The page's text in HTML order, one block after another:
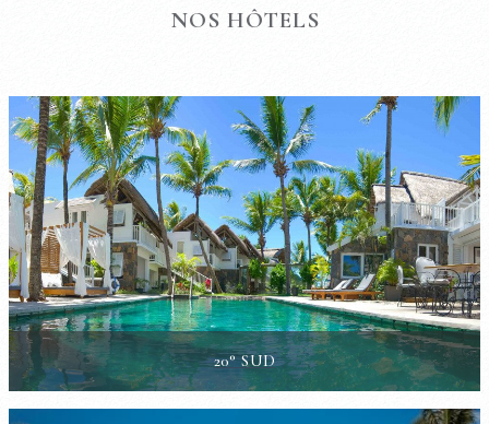
NOS HÔTELS
20° SUD